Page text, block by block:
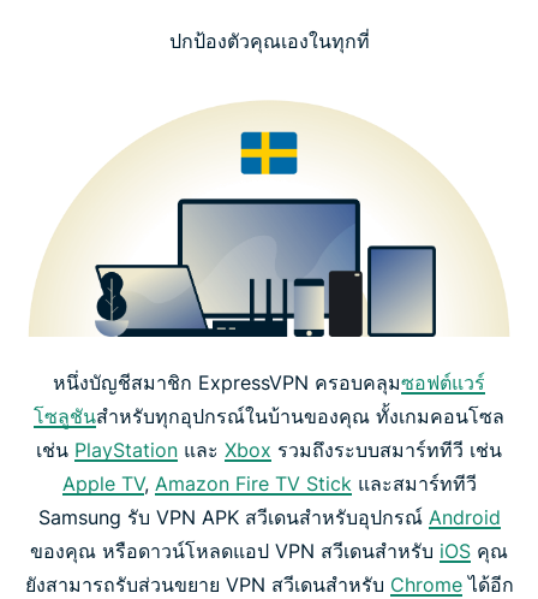
ปกป้องตัวคุณเองในทุกที่
หนึ่งบัญชีสมาชิก ExpressVPN ครอบคลุมซอฟต์แวร์
โซลูชันสำหรับทุกอุปกรณ์ในบ้านของคุณ ทั้งเกมคอนโซล
เช่น PlayStation และ Xbox รวมถึงระบบสมาร์ททีวี เช่น
Apple TV, Amazon Fire TV Stickและสมาร์ททีวี
Samsung รับ VPN APK สวีเดนสำหรับอุปกรณ์ Android
ของคุณ หรือดาวน์โหลดแอป VPN สวีเดนสำหรับ iOS คุณ
ยังสามารถรับส่วนขยาย VPN สวีเดนสำหรับ Chromeได้อีก